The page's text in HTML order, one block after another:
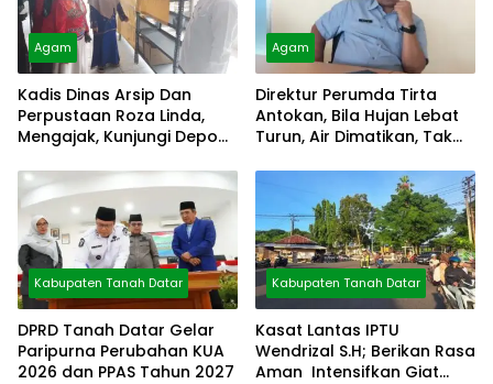
Agam
Kadis Dinas Arsip Dan
Perpustaan Roza Linda,
Mengajak, Kunjungi Depo
Agam
Direktur Perumda Tirta
Antokan, Bila Hujan Lebat
Turun, Air Dimatikan, Tak
Kabupaten Tanah Datar
DPRD Tanah Datar Gelar
Paripurna Perubahan KUA
2026 dan PPAS Tahun 2027
Kabupaten Tanah Datar
Kasat Lantas IPTU
Wendrizal S.H; Berikan Rasa
Aman Intensifkan Giat